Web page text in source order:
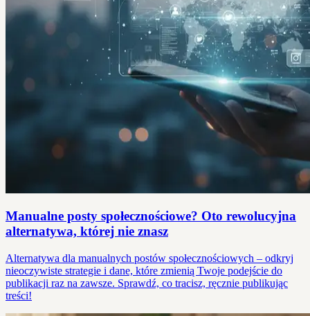
Manualne posty społecznościowe? Oto rewolucyjna
alternatywa, której nie znasz
Alternatywa dla manualnych postów społecznościowych – odkryj
nieoczywiste strategie i dane, które zmienią Twoje podejście do
publikacji raz na zawsze. Sprawdź, co tracisz, ręcznie publikując
treści!